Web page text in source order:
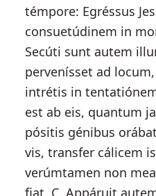
témpore: Egréssus
consuetúdinem in
Secúti sunt autem
pervenísset ad
intrétis in
est ab eis, quantum
pósitis génibus
vis, transfer cálicem
verúmtamen non
fiat. C. Appáruit